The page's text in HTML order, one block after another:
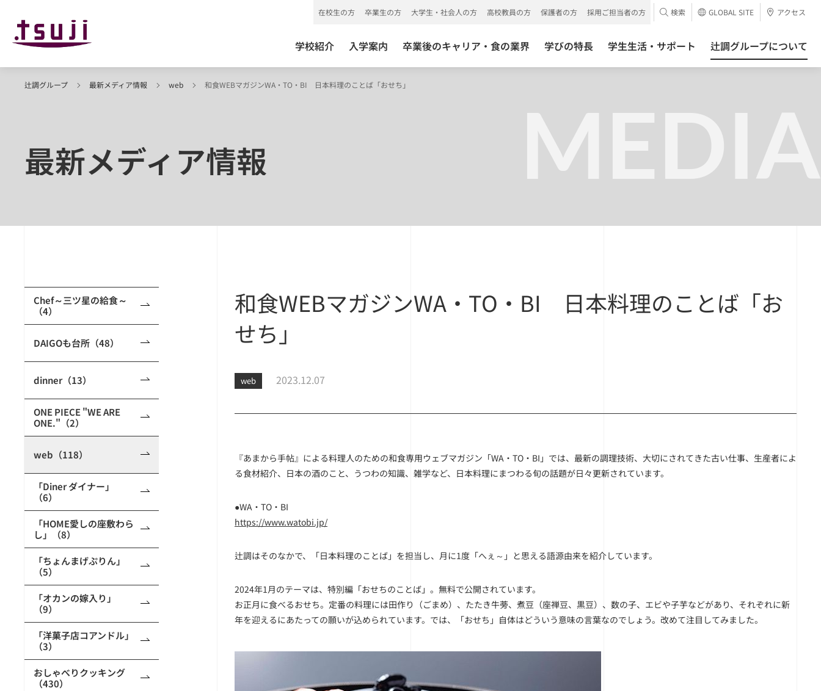
学校紹介 入学案内 卒業後のキャリア・食の業界 学びの特長 学生生活・サポート 辻調グループについて
在校生の方 卒業生の方 大学生・社会人の方 高校教員の方 保護者の方 採用ご担当者の方 検索 GLOBAL SITE アクセス
MEDIA
辻調グループ 最新メディア情報 web 和食WEBマガジンWA・TO・BI 日本料理のことば「おせち」
最新メディア情報
Chef～三ツ星の給食～
（4）
DAIGOも台所（48）
dinner（13）
ONE PIECE "WE ARE
ONE."（2）
web（118）
「Diner ダイナー」
（6）
「HOME愛しの座敷わら
し」（8）
「ちょんまげぷりん」
（5）
「オカンの嫁入り」
（9）
「洋菓子店コアンドル」
（3）
おしゃべりクッキング
（430）
和食WEBマガジンWA・TO・BI 日本料理のことば「お
せち」
web 2023.12.07
『あまから手帖』による料理人のための和食専用ウェブマガジン「WA・TO・BI」では、最新の調理技術、大切にされてきた古い仕事、生産者によ
る食材紹介、日本の酒のこと、うつわの知識、雑学など、日本料理にまつわる旬の話題が日々更新されています。
●WA・TO・BI
https://www.watobi.jp/
辻調はそのなかで、「日本料理のことば」を担当し、月に1度「へぇ～」と思える語源由来を紹介しています。
2024年1月のテーマは、特別編「おせちのことば」。無料で公開されています。
お正月に食べるおせち。定番の料理には田作り（ごまめ）、たたき牛蒡、煮豆（座禅豆、黒豆）、数の子、エビや子芋などがあり、それぞれに新
年を迎えるにあたっての願いが込められています。では、「おせち」自体はどういう意味の言葉なのでしょう。改めて注目してみました。